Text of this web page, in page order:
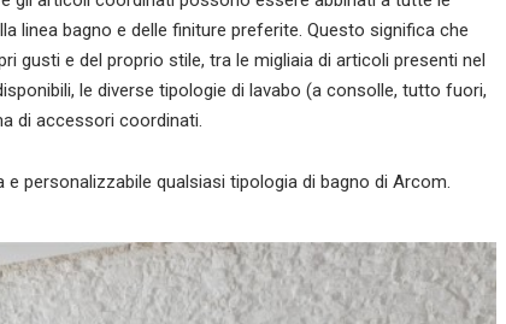
linea bagno e delle finiture preferite. Questo significa che
gusti e del proprio stile, tra le migliaia di articoli presenti nel
le diverse tipologie di lavabo (a consolle, tutto fuori,
di accessori coordinati.
personalizzabile qualsiasi tipologia di bagno di Arcom.